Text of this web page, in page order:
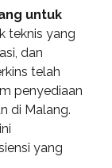
untuk
teknis yang
dan
telah
penyediaan
di Malang.
yang